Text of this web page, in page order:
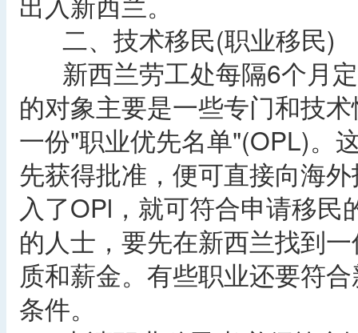
二、技术移民(职业移民)
新西兰劳工处每隔6个月定
的对象主要是一些专门和技
一份"职业优先名单"(OPL)。
先获得批准，便可直接向海
入了OPl，就可符合申请移
的人士，要先在新西兰找到
质和薪金。有些职业还要符
条件。